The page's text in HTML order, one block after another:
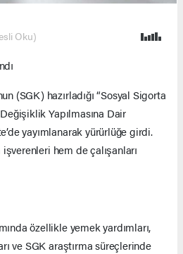
Oku)
(SGK) hazırladığı “Sosyal Sigorta
Yapılmasına Dair
yayımlanarak yürürlüğe girdi.
hem de çalışanları
özellikle yemek yardımları,
ve SGK araştırma süreçlerinde